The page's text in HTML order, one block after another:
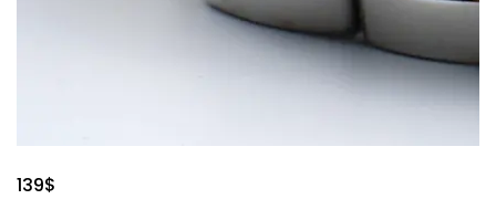
139$